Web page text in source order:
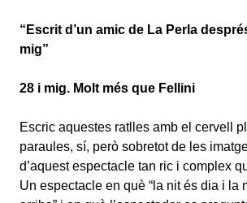
“Escrit d’un amic de La Perla
mig”
28 i mig. Molt més que Fellini
Escric aquestes ratlles amb el cervell
paraules, sí, però sobretot de les
d’aquest espectacle tan ric i complex
Un espectacle en què “la nit és dia i la